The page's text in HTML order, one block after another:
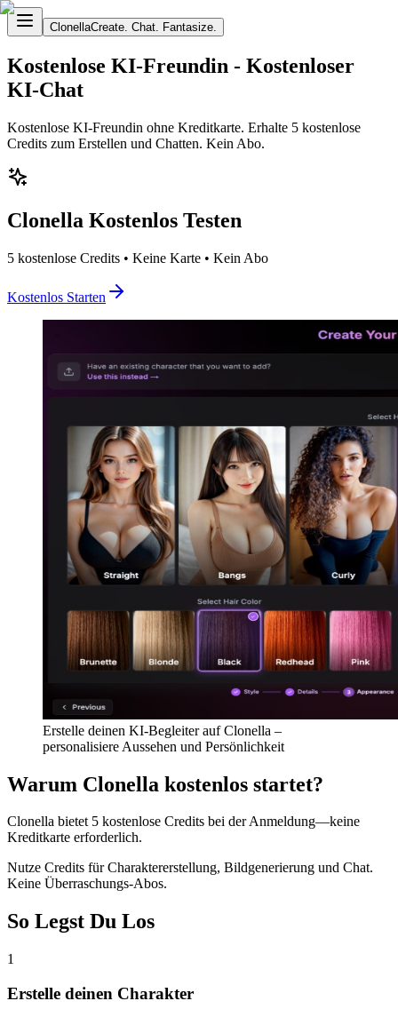
ClonellaCreate. Chat. Fantasize.
Kostenlose KI-Freundin - Kostenloser
KI-Chat
Kostenlose KI-Freundin ohne Kreditkarte. Erhalte 5 kostenlose
Credits zum Erstellen und Chatten. Kein Abo.
Clonella Kostenlos Testen
5 kostenlose Credits • Keine Karte • Kein Abo
Kostenlos Starten
Erstelle deinen KI-Begleiter auf Clonella –
personalisiere Aussehen und Persönlichkeit
Warum Clonella kostenlos startet?
Clonella bietet 5 kostenlose Credits bei der Anmeldung—keine
Kreditkarte erforderlich.
Nutze Credits für Charaktererstellung, Bildgenerierung und Chat.
Keine Überraschungs-Abos.
So Legst Du Los
1
Erstelle deinen Charakter